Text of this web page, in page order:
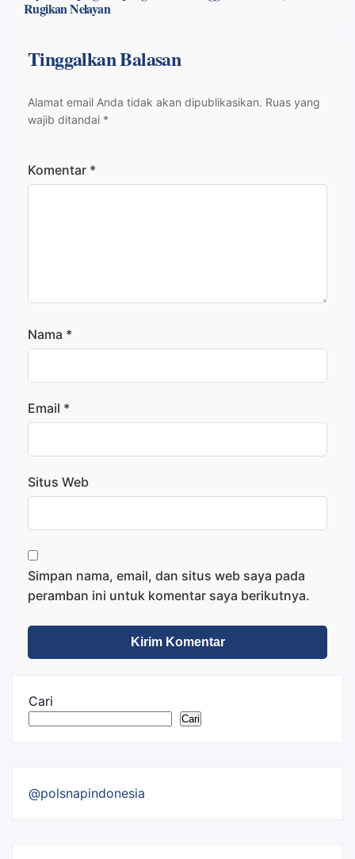
Rugikan Nelayan
Tinggalkan Balasan
Alamat email Anda tidak akan dipublikasikan. Ruas yang
wajib ditandai *
Komentar *
Nama *
Email *
Situs Web
Simpan nama, email, dan situs web saya pada
peramban ini untuk komentar saya berikutnya.
Cari
Cari
@polsnapindonesia